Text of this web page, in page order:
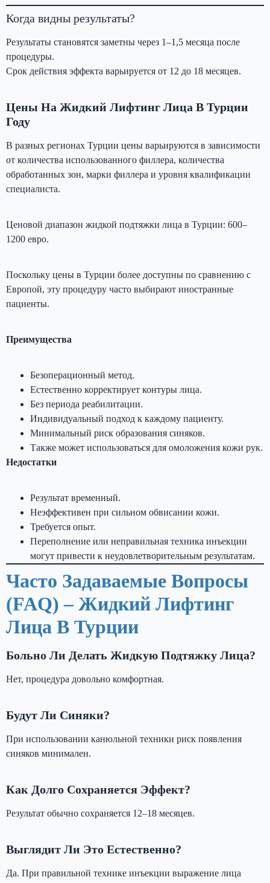
Когда видны результаты?
Результаты становятся заметны через 1–1,5 месяца после
процедуры.
Срок действия эффекта варьируется от 12 до 18 месяцев.
Цены На Жидкий Лифтинг Лица В Турции
Году
В разных регионах Турции цены варьируются в зависимости
от количества использованного филлера, количества
обработанных зон, марки филлера и уровня квалификации
специалиста.
Ценовой диапазон жидкой подтяжки лица в Турции: 600–
1200 евро.
Поскольку цены в Турции более доступны по сравнению с
Европой, эту процедуру часто выбирают иностранные
пациенты.
Преимущества
Безоперационный метод.
Естественно корректирует контуры лица.
Без периода реабилитации.
Индивидуальный подход к каждому пациенту.
Минимальный риск образования синяков.
Также может использоваться для омоложения кожи рук.
Недостатки
Результат временный.
Неэффективен при сильном обвисании кожи.
Требуется опыт.
Переполнение или неправильная техника инъекции
могут привести к неудовлетворительным результатам.
Часто Задаваемые Вопросы
(FAQ) – Жидкий Лифтинг
Лица В Турции
Больно Ли Делать Жидкую Подтяжку Лица?
Нет, процедура довольно комфортная.
Будут Ли Синяки?
При использовании канюльной техники риск появления
синяков минимален.
Как Долго Сохраняется Эффект?
Результат обычно сохраняется 12–18 месяцев.
Выглядит Ли Это Естественно?
Да. При правильной технике инъекции выражение лица